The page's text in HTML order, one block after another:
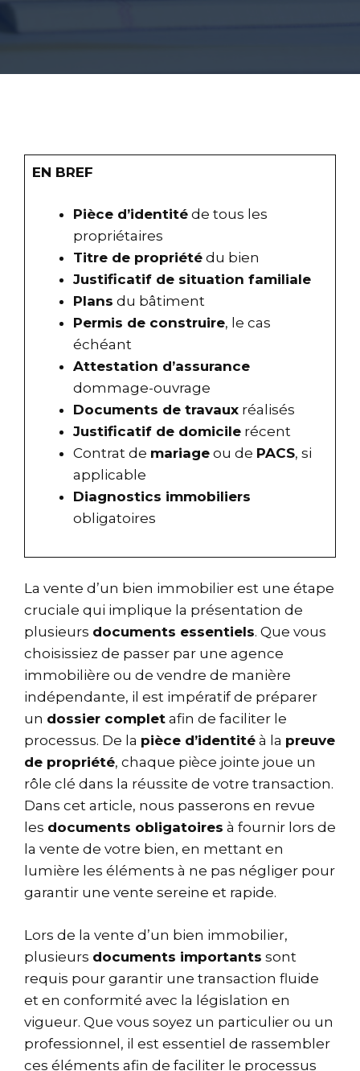
EN BREF
Pièce d’identitéde tous les
propriétaires
Titre de propriétédu bien
Justificatif de situation familiale
Plans du bâtiment
Permis de construire, le cas
échéant
Attestation d’assurance
dommage-ouvrage
Documents de travauxréalisés
Justificatif de domicilerécent
Contrat de mariageou de PACS, si
applicable
Diagnostics immobiliers
obligatoires
La vente d’un bien immobilier est une étape
cruciale qui implique la présentation de
plusieurs documents essentiels. Que vous
choisissiez de passer par une agence
immobilière ou de vendre de manière
indépendante, il est impératif de préparer
un dossier complet afin de faciliter le
processus. De la pièce d’identité à la preuve
de propriété, chaque pièce jointe joue un
rôle clé dans la réussite de votre transaction.
Dans cet article, nous passerons en revue
les documents obligatoires à fournir lors de
la vente de votre bien, en mettant en
lumière les éléments à ne pas négliger pour
garantir une vente sereine et rapide.
Lors de la vente d’un bien immobilier,
plusieurs documents importants sont
requis pour garantir une transaction fluide
et en conformité avec la législation en
vigueur. Que vous soyez un particulier ou un
professionnel, il est essentiel de rassembler
ces éléments afin de faciliter le processus